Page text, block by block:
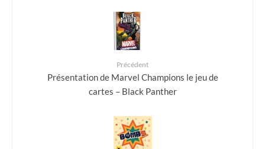
Précédent
Présentation de Marvel Champions le jeu de
cartes – Black Panther